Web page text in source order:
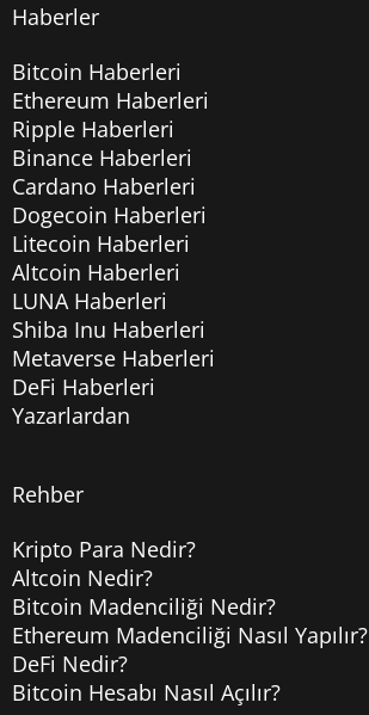
Haberler
Bitcoin Haberleri
Ethereum Haberleri
Ripple Haberleri
Binance Haberleri
Cardano Haberleri
Dogecoin Haberleri
Litecoin Haberleri
Altcoin Haberleri
LUNA Haberleri
Shiba Inu Haberleri
Metaverse Haberleri
DeFi Haberleri
Yazarlardan
Rehber
Kripto Para Nedir?
Altcoin Nedir?
Bitcoin Madenciliği Nedir?
Ethereum Madenciliği Nasıl Yapılır?
DeFi Nedir?
Bitcoin Hesabı Nasıl Açılır?